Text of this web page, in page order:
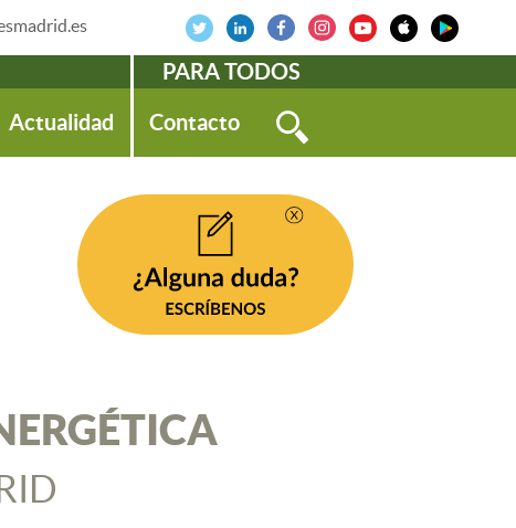
Actualidad
PARA TODOS
Contacto